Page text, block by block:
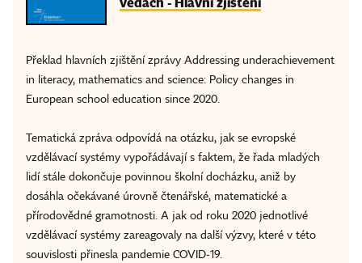
Překlad hlavních zjištění zprávy Addressing underachievement
in literacy, mathematics and science: Policy changes in
European school education since 2020.
Tematická zpráva odpovídá na otázku, jak se evropské
vzdělávací systémy vypořádávají s faktem, že řada mladých
lidí stále dokončuje povinnou školní docházku, aniž by
dosáhla očekávané úrovně čtenářské, matematické a
přírodovědné gramotnosti. A jak od roku 2020 jednotlivé
vzdělávací systémy zareagovaly na další výzvy, které v této
souvislosti přinesla pandemie COVID-19.